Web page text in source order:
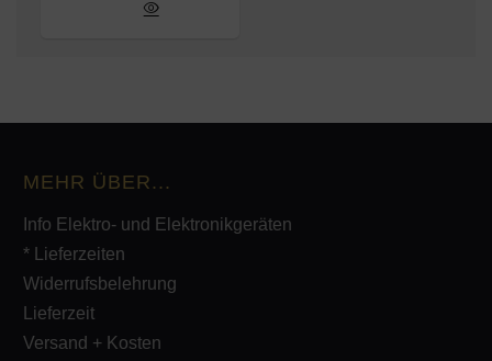
MEHR ÜBER...
Info Elektro- und Elektronikgeräten
* Lieferzeiten
Widerrufsbelehrung
Lieferzeit
Versand + Kosten